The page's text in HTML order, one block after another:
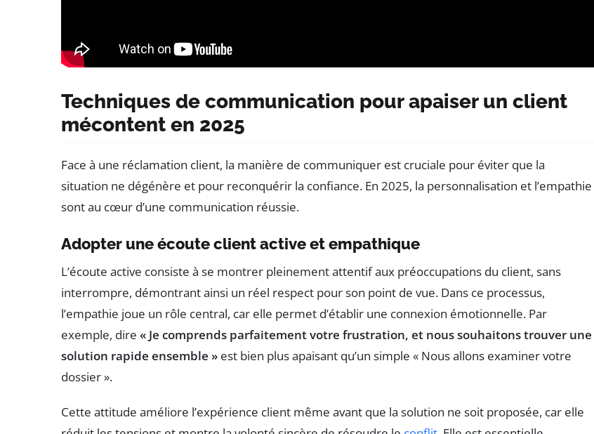
Techniques de communication pour apaiser un client
mécontent en 2025
Face à une réclamation client, la manière de communiquer est cruciale pour éviter que la
situation ne dégénère et pour reconquérir la confiance. En 2025, la personnalisation et l’empathie
sont au cœur d’une communication réussie.
Adopter une écoute client active et empathique
L’écoute active consiste à se montrer pleinement attentif aux préoccupations du client, sans
interrompre, démontrant ainsi un réel respect pour son point de vue. Dans ce processus,
l’empathie joue un rôle central, car elle permet d’établir une connexion émotionnelle. Par
exemple, dire « Je comprends parfaitement votre frustration, et nous souhaitons trouver une
solution rapide ensemble » est bien plus apaisant qu’un simple « Nous allons examiner votre
dossier ».
Cette attitude améliore l’expérience client même avant que la solution ne soit proposée, car elle